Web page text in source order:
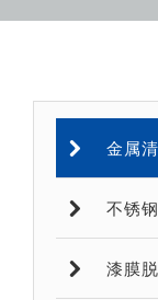
金属
不锈
漆膜